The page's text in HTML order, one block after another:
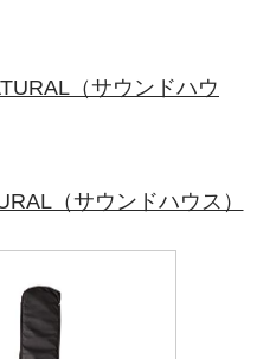
（サウンドハウス）